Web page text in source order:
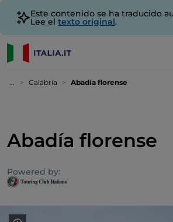
Este contenido se ha traducido
Lee el texto original.
... Calabria Abadía florense
Abadía florense
Powered by: